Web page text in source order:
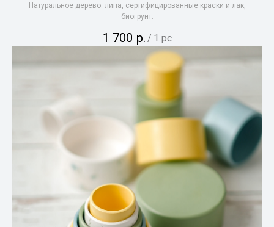
Натуральное дерево: липа, сертифицированные краски и лак,
биогрунт.
1 700 р. / 1 pc